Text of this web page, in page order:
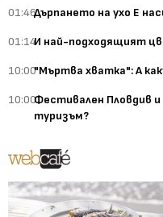
01:46Дърпането на ухо Е
01:14И най-подходящият
10:00"Мъртва хватка": А
10:00Фестивален Пловдив и
туризъм?